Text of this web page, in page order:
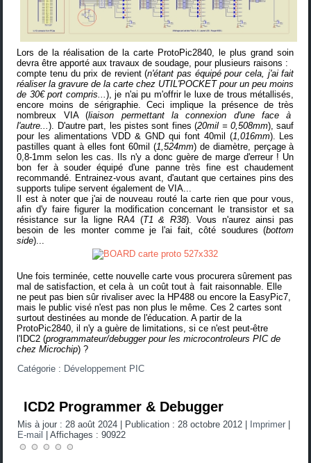
Lors de la réalisation de la carte ProtoPic2840, le plus grand soin
devra être apporté aux travaux de soudage, pour plusieurs raisons :
compte tenu du prix de revient (n'étant pas équipé pour cela, j'ai fait
réaliser la gravure de la carte chez UTIL'POCKETpour un peu moins
de 30€ port compris... ), je n'ai pu m'offrir le luxe de trous métallisés,
encore moins de sérigraphie. Ceci implique la présence de très
nombreux VIA (liaison permettant la connexion d'une face à
l'autre...). D'autre part, les pistes sont fines (20mil = 0,508mm), sauf
pour les alimentations VDD & GND qui font 40mil (1,016mm). Les
pastilles quant à elles font 60mil (1,524mm) de diamètre, perçage à
0,8-1mm selon les cas. Ils n'y a donc guère de marge d'erreur ! Un
bon fer à souder équipé d'une panne très fine est chaudement
recommandé. Entrainez-vous avant, d'autant que certaines pins des
supports tulipe servent également de VIA...
Il est à noter que j'ai de nouveau routé la carte rien que pour vous,
afin d'y faire figurer la modification concernant le transistor et sa
résistance sur la ligne RA4 (T1 & R38). Vous n'aurez ainsi pas
besoin de les monter comme je l'ai fait, côté soudures (bottom
side)...
Une fois terminée, cette nouvelle carte vous procurera sûrement pas
mal de satisfaction, et cela à un coût tout à fait raisonnable. Elle
ne peut pas bien sûr rivaliser avec la HP488 ou encore la EasyPic7,
mais le public visé n'est pas non plus le même. Ces 2 cartes sont
surtout destinées au monde de l'éducation. A partir de la
ProtoPic2840, il n'y a guère de limitations, si ce n'est peut-être
l'IDC2 (programmateur/debugger pour les microcontroleurs PIC de
chez Microchip) ?
Catégorie : Développement PIC
ICD2 Programmer & Debugger
Mis à jour : 28 août 2024 | Publication : 28 octobre 2012 | Imprimer |
E-mail |Affichages : 90922